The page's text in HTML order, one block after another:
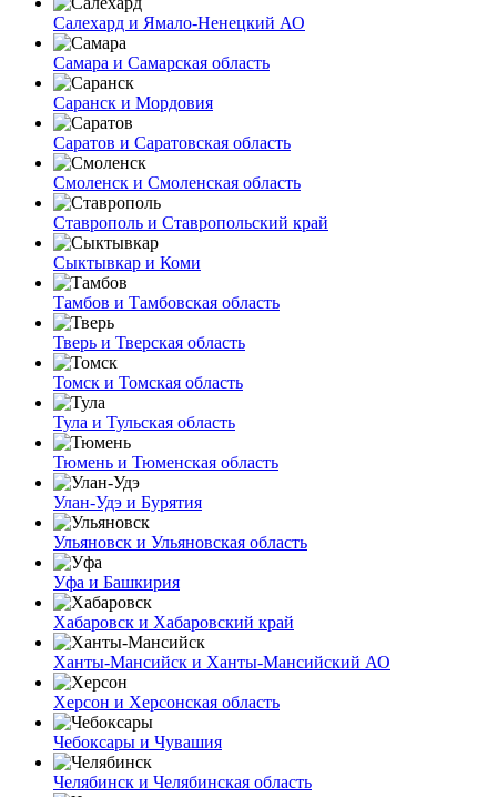
Салехард и Ямало-Ненецкий АО
Самара и Самарская область
Саранск и Мордовия
Саратов и Саратовская область
Смоленск и Смоленская область
Ставрополь и Ставропольский край
Сыктывкар и Коми
Тамбов и Тамбовская область
Тверь и Тверская область
Томск и Томская область
Тула и Тульская область
Тюмень и Тюменская область
Улан-Удэ и Бурятия
Ульяновск и Ульяновская область
Уфа и Башкирия
Хабаровск и Хабаровский край
Ханты-Мансийск и Ханты-Мансийский АО
Херсон и Херсонская область
Чебоксары и Чувашия
Челябинск и Челябинская область